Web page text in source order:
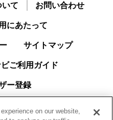
て お問い合わせ
にあたって
サイトマップ
ご利用ガイド
ー登録
on our website,